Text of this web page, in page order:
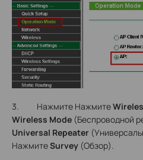
3. Нажмите Нажмите
Wireless Mode (Беспроводной
Universal Repeater
НажмитеSurvey (Обзор).